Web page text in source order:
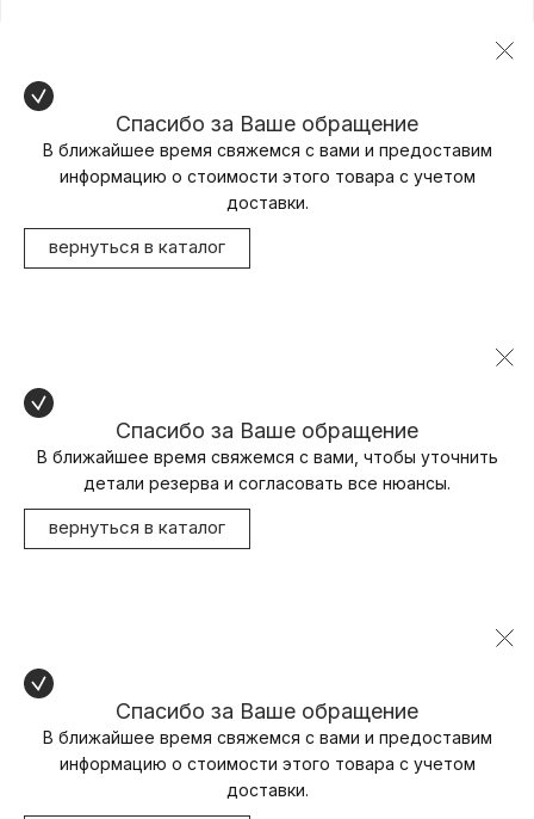
Спасибо за Ваше обращение
В ближайшее время свяжемся с вами и предоставим
информацию о стоимости этого товара с учетом
доставки.
вернуться в каталог
Спасибо за Ваше обращение
В ближайшее время свяжемся с вами, чтобы уточнить
детали резерва и согласовать все нюансы.
вернуться в каталог
Спасибо за Ваше обращение
В ближайшее время свяжемся с вами и предоставим
информацию о стоимости этого товара с учетом
доставки.